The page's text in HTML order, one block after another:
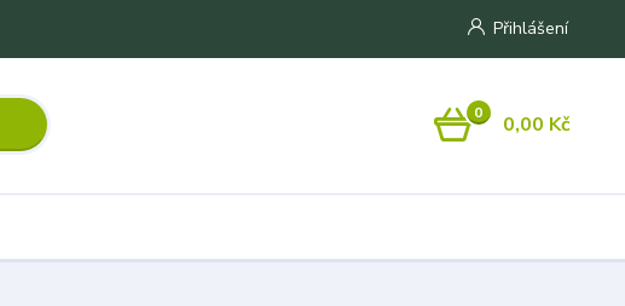
Přihlášení
0 0,00 Kč